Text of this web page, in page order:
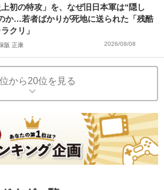
上初の特攻」を、なぜ旧日本軍は“隠し
か…若者ばかりが死地に送られた「残酷
クリ」
阪 正康 2026/08/08
から20位を見る